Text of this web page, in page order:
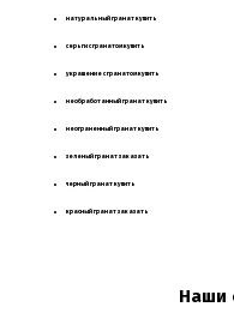
натуральный гранат купить
серьги с гранатом купить
украшение с гранатом купить
необработанный гранат купить
неограненный гранат купить
зеленый гранат заказать
черный гранат купить
красный гранат заказать
Наши